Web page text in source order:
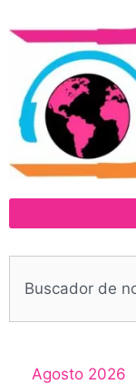
Agosto 2026